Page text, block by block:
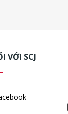
VỚI SCJ